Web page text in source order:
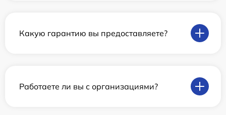
Какую гарантию вы предоставляете?
Работаете ли вы с организациями?